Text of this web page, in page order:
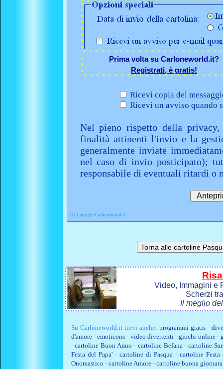
Prima volta su Carloneworld.it?
Registrati, è gratis!
Ricevi copia del
Ricevi un avviso quando
Nel pieno rispetto della
finalità attinenti l'invio e la
generalmente inviate
nel caso di invio posticipato);
responsabile di eventuali ritardi o
© Copyright Carloneworld.it
Video, Immagini e
Scherzi
Il meglio
Su Carloneworld.ittrovi anche: programmi gratis-
d'amore-emoticons - video divertenti-giochi online-
-cartoline Buon Anno - cartoline Befana-cartoline
Festa del Papa'- cartoline di Pasqua- cartoline Festa
Onomastico - cartoline Amore- cartoline buona giornata